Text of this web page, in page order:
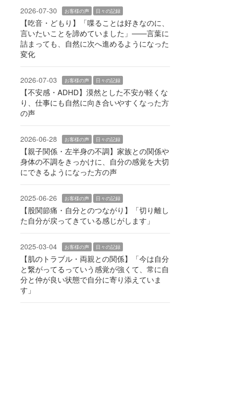
2026-07-30 お客様の声 日々の記録
【吃音・どもり】「喋ることは好きなのに、
言いたいことを諦めていました」——言葉に
詰まっても、自然に次へ進めるようになった
変化
2026-07-03 お客様の声 日々の記録
【不安感・ADHD】漠然とした不安が軽くな
り、仕事にも自然に向き合いやすくなった方
の声
2026-06-28 お客様の声 日々の記録
【親子関係・左半身の不調】家族との関係や
身体の不調をきっかけに、自分の感覚を大切
にできるようになった方の声
2025-06-26 お客様の声 日々の記録
【股関節痛・自分とのつながり】「切り離し
た自分が戻ってきている感じがします」
2025-03-04 お客様の声 日々の記録
【肌のトラブル・両親との関係】「今は自分
と繋がってるっていう感覚が強くて、常に自
分と仲が良い状態で自分に寄り添えていま
す」